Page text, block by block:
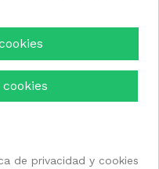
de privacidad y cookies